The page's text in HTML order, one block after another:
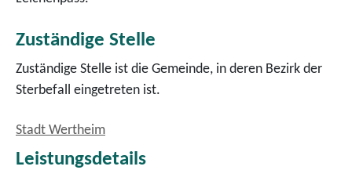
Zuständige Stelle
Zuständige Stelle ist die Gemeinde, in deren Bezirk der
Sterbefall eingetreten ist.
Stadt Wertheim
Leistungsdetails